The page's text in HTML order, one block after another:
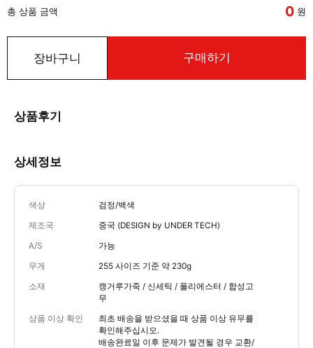
총 상품 금액 0 원
장바구니 구매하기
상품후기
상세정보
색상 검정/백색
제조국 중국 (DESIGN by UNDER TECH)
A/S 가능
무게 255 사이즈 기준 약 230g
소재
캥거루가죽 / 신세틱 / 폴리에스터 / 합성고
무
상품 이상 확인
최초 배송을 받으셨을 때 상품 이상 유무를
확인해주십시오.
배송완료일 이후 문제가 발견될 경우 교환/